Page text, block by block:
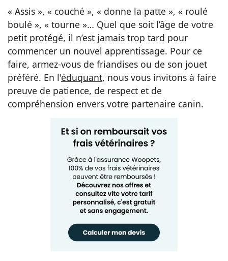
« Assis », « couché », « donne la patte », « roulé
boulé », « tourne »… Quel que soit l’âge de votre
petit protégé, il n’est jamais trop tard pour
commencer un nouvel apprentissage. Pour ce
faire, armez-vous de friandises ou de son jouet
préféré. En l'éduquant, nous vous invitons à faire
preuve de patience, de respect et de
compréhension envers votre partenaire canin.